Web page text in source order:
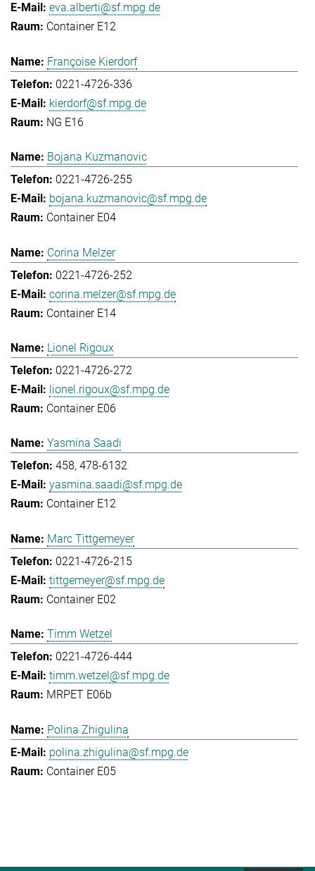
eva.alberti@sf.mpg.de
Container E12
Françoise Kierdorf
0221-4726-336
kierdorf@sf.mpg.de
NG E16
Bojana Kuzmanovic
0221-4726-255
bojana.kuzmanovic@sf.mpg.de
Container E04
Corina Melzer
0221-4726-252
corina.melzer@sf.mpg.de
Container E14
Lionel Rigoux
0221-4726-272
lionel.rigoux@sf.mpg.de
Container E06
Yasmina Saadi
458, 478-6132
yasmina.saadi@sf.mpg.de
Container E12
Marc Tittgemeyer
0221-4726-215
tittgemeyer@sf.mpg.de
Container E02
Timm Wetzel
0221-4726-444
timm.wetzel@sf.mpg.de
MRPET E06b
Polina Zhigulina
polina.zhigulina@sf.mpg.de
Container E05